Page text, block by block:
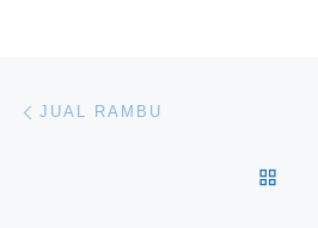
Navigasi pos
JUAL RAMBU